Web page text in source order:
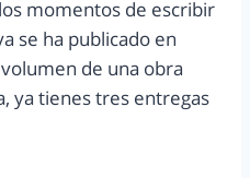
momentos de escribir
se ha publicado en
de una obra
ya tienes tres entregas